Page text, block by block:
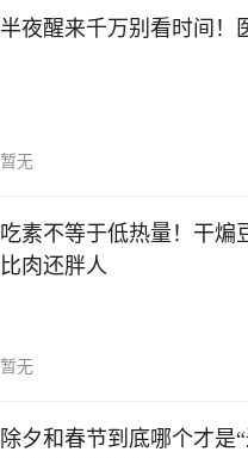
半夜醒来千万别看时间！
暂无
吃素不等于低热量！干
比肉还胖人
暂无
除夕和春节到底哪个才是